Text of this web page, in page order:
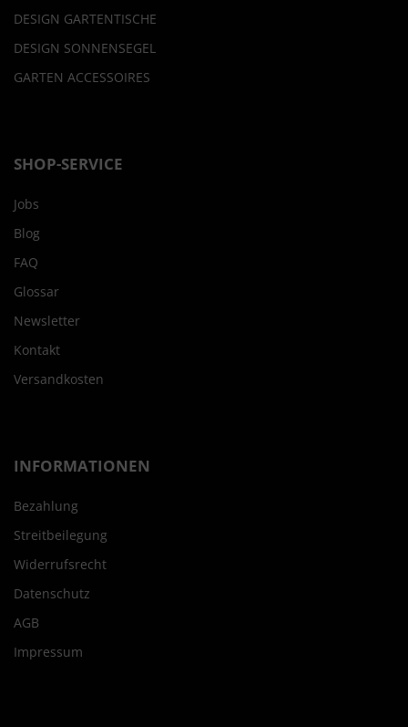
DESIGN GARTENTISCHE
DESIGN SONNENSEGEL
GARTEN ACCESSOIRES
SHOP-SERVICE
Jobs
Blog
FAQ
Glossar
Newsletter
Kontakt
Versandkosten
INFORMATIONEN
Bezahlung
Streitbeilegung
Widerrufsrecht
Datenschutz
AGB
Impressum